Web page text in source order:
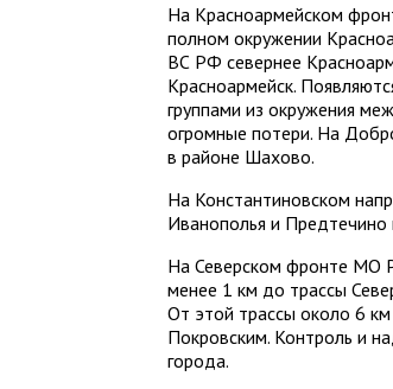
На Красноармейском
полном окружении
ВС РФ севернее
Красноармейск.
группами из окружения
огромные потери. На
в районе Шахово.
На Константиновском
Иванополья и
На Северском фронте МО
менее 1 км до трассы
От этой трассы около 6
Покровским. Контроль и
города.